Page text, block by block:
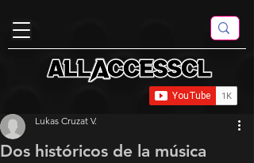
Dos históricos de la música
Lukas Cruzat V.